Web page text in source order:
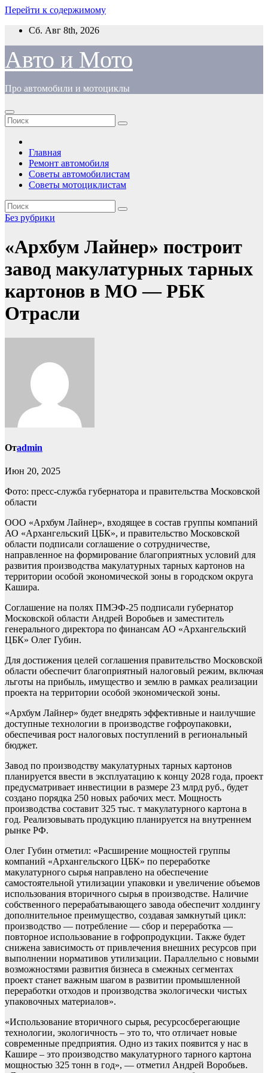
Перейти к содержимому
Сб. Авг 8th, 2026
Авто и Мото
Про автомобили и мотоциклы
Главная
Ремонт автомобиля
Советы автомобилистам
Советы мотоциклистам
Без рубрики
«Архбум Лайнер» построит
завод макулатурных тарных
картонов в МО — РБК
Отрасли
Отadmin
Июн 20, 2025
Фото: пресс-служба губернатора и правительства Московской
области
ООО «Архбум Лайнер», входящее в состав группы компаний
АО «Архангельский ЦБК», и правительство Московской
области подписали соглашение о сотрудничестве,
направленное на формирование благоприятных условий для
развития производства макулатурных тарных картонов на
территории особой экономической зоны в городском округа
Кашира.
Соглашение на полях ПМЭФ-25 подписали губернатор
Московской области Андрей Воробьев и заместитель
генерального директора по финансам АО «Архангельский
ЦБК» Олег Губин.
Для достижения целей соглашения правительство Московской
области обеспечит благоприятный налоговый режим, включая
льготы на прибыль, имущество и землю в рамках реализации
проекта на территории особой экономической зоны.
«Архбум Лайнер» будет внедрять эффективные и наилучшие
доступные технологии в производстве гофроупаковки,
обеспечивая рост налоговых поступлений в региональный
бюджет.
Завод по производству макулатурных тарных картонов
планируется ввести в эксплуатацию к концу 2028 года, проект
предусматривает инвестиции в размере 23 млрд руб., будет
создано порядка 250 новых рабочих мест. Мощность
производства составит 325 тыс. т макулатурного картона в
год. Реализовывать продукцию планируется на внутреннем
рынке РФ.
Олег Губин отметил: «Расширение мощностей группы
компаний «Архангельского ЦБК» по переработке
макулатурного сырья направлено на обеспечение
самостоятельной утилизации упаковки и увеличение объемов
использования вторичного сырья в производстве. Наличие
собственного перерабатывающего завода обеспечит холдингу
дополнительное преимущество, создавая замкнутый цикл:
производство — потребление — сбор и переработка —
повторное использование в гофропродукции. Также будет
снижена зависимость от привлечения внешних ресурсов при
выполнении нормативов утилизации. Параллельно с новыми
возможностями развития бизнеса в смежных сегментах
проект станет важным шагом в развитии промышленной
переработки отходов и производства экологически чистых
упаковочных материалов».
«Использование вторичного сырья, ресурсосберегающие
технологии, экологичность – это то, что отличает новые
современные предприятия. Одно из таких появится у нас в
Кашире – это производство макулатурного тарного картона
мощностью 325 тонн в год», — отметил Андрей Воробьев.